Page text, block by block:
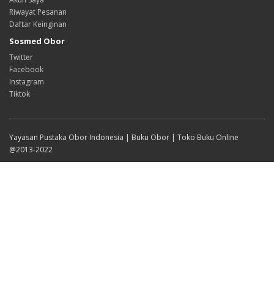
Riwayat Pesanan
Daftar Keinginan
Sosmed Obor
Twitter
Facebook
Instagram
Tiktok
Yayasan Pustaka Obor Indonesia | Buku Obor | Toko Buku Online
@2013-2022